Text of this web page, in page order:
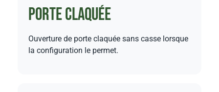
Porte claquée
Ouverture de porte claquée sans casse lorsque
la configuration le permet.